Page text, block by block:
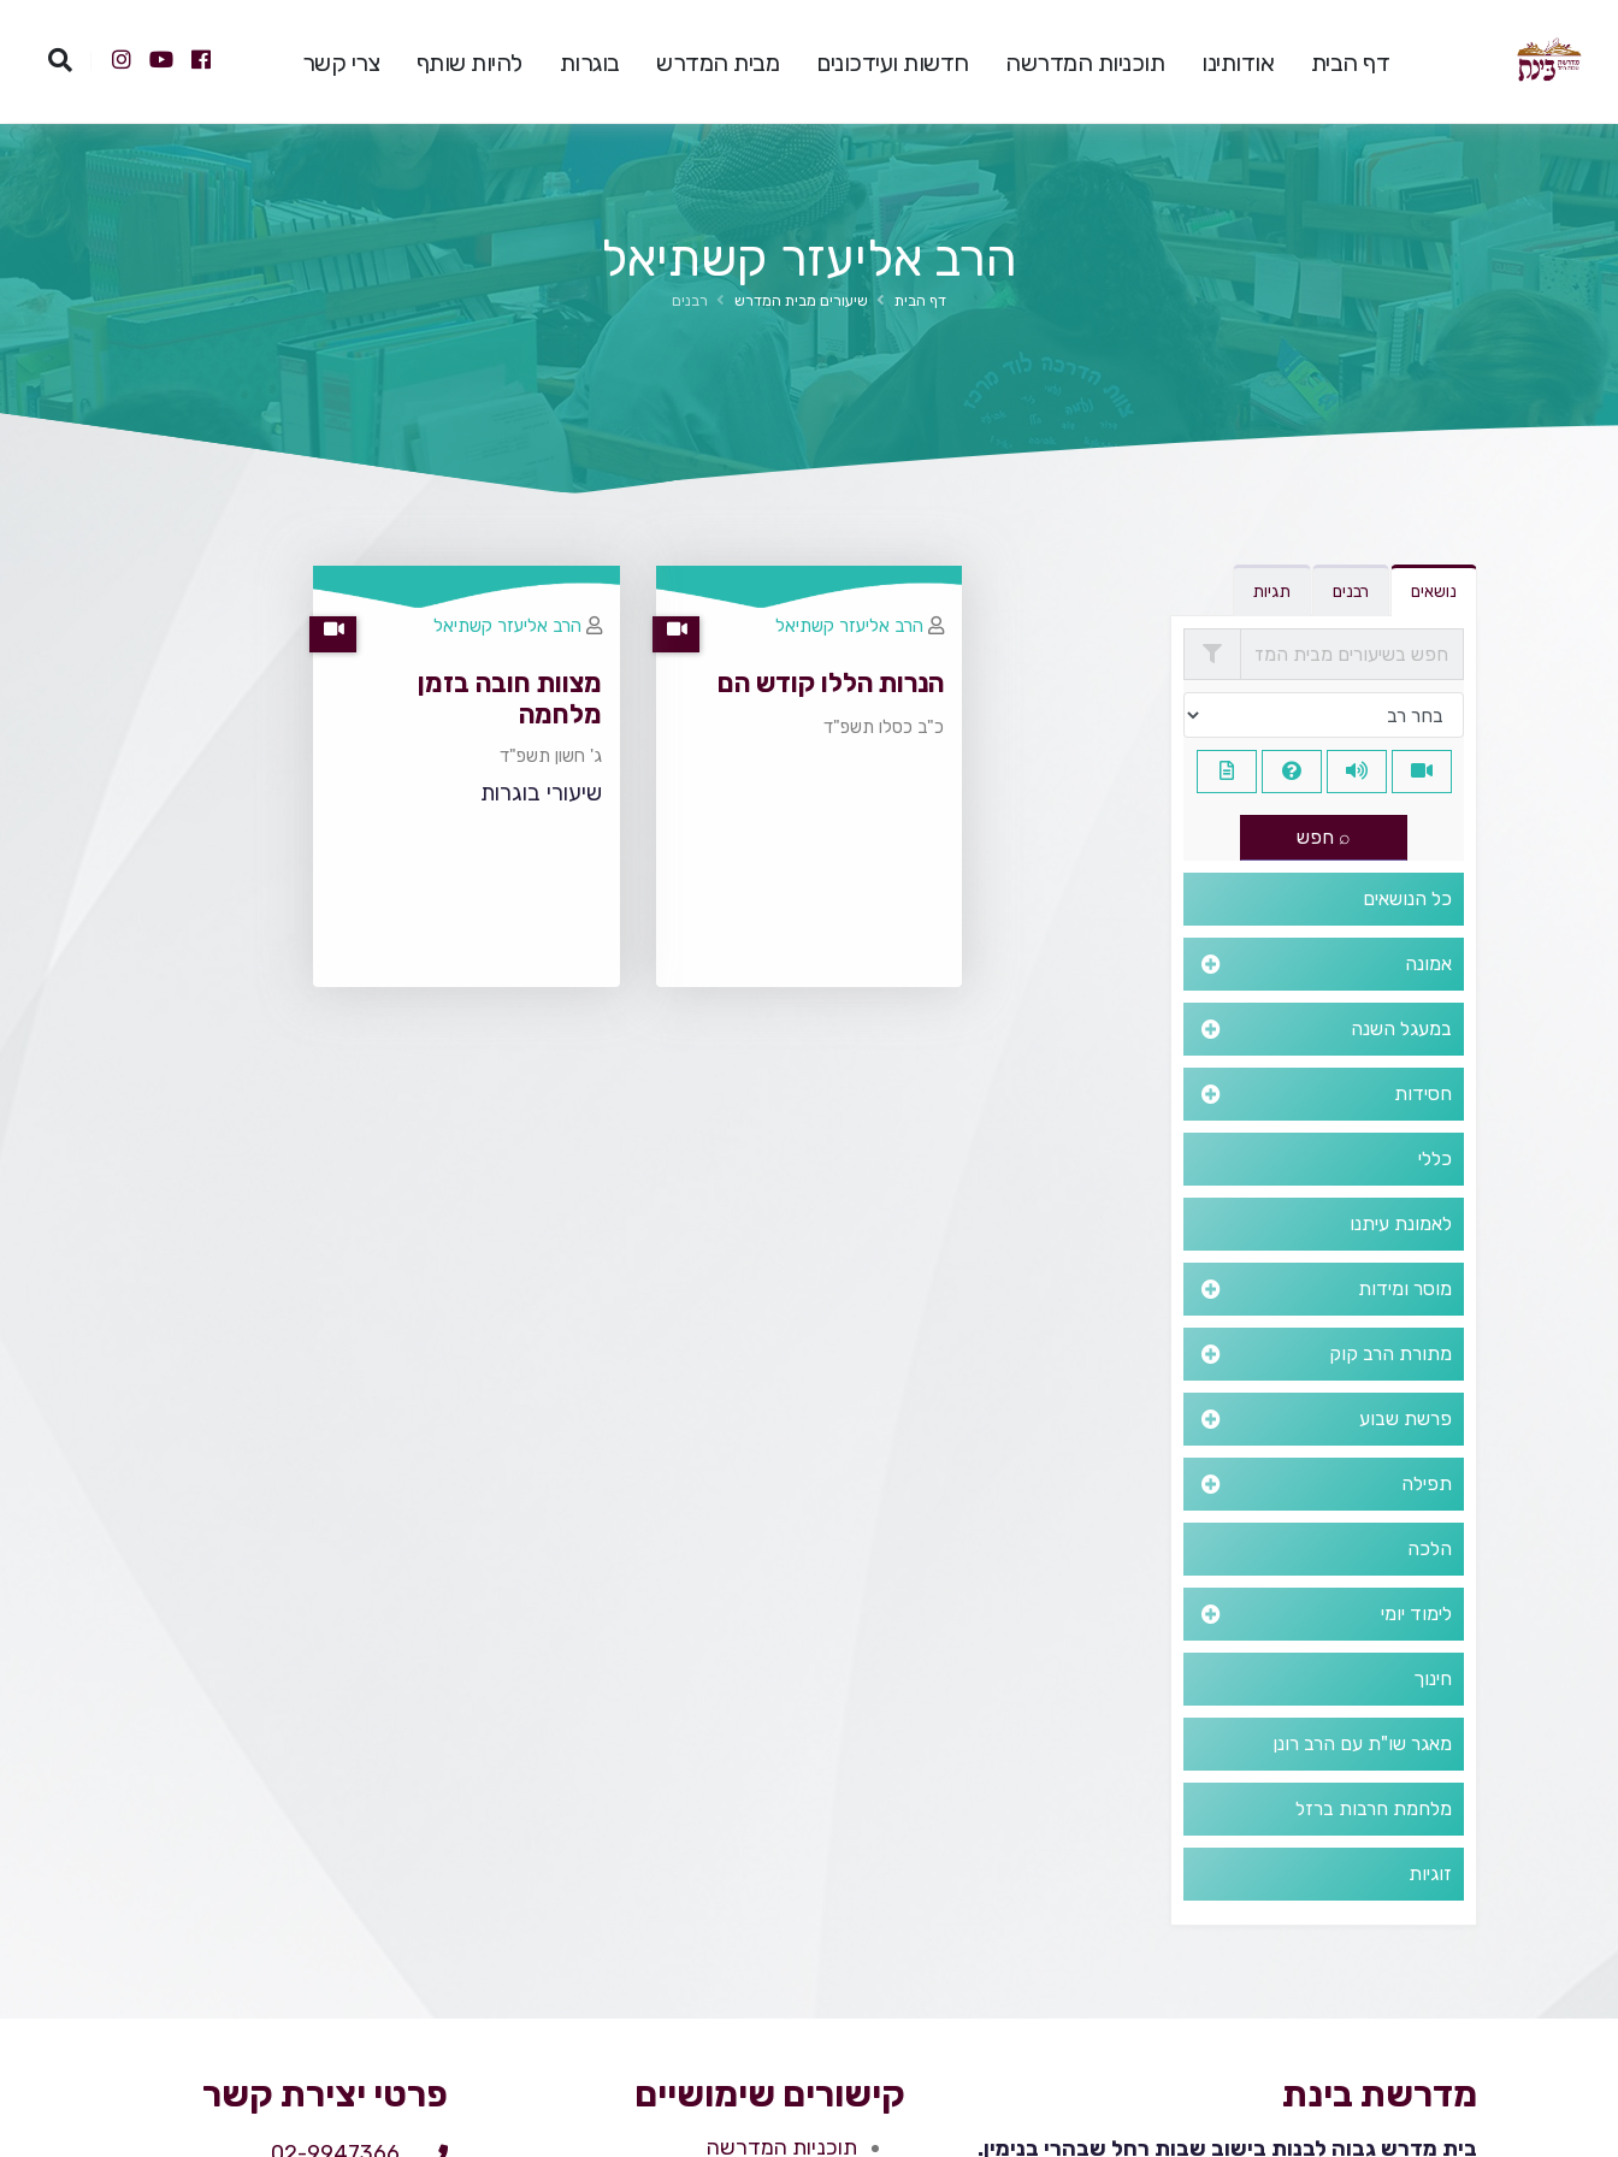
דף הבית אודותינו תוכניות המדרשה חדשות ועידכונים מבית המדרש בוגרות להיות שותף צרי קשר
הרב אליעזר קשתיאל
דף הבית שיעורים מבית המדרש רבנים
נושאים רבנים תגיות
כל הנושאים
אמונה
במעגל השנה
חסידות
כללי
לאמונת עיתנו
מוסר ומידות
מתורת הרב קוק
פרשת שבוע
תפילה
הלכה
לימוד יומי
חינוך
מאגר שו"ת עם הרב רונן
מלחמת חרבות ברזל
זוגיות
הנרות הללו קודש הם
כ"ב כסלו תשפ"ד
הרב אליעזר קשתיאל
מצוות חובה בזמן
מלחמה
ג' חשון תשפ"ד
שיעורי בוגרות
הרב אליעזר קשתיאל
מדרשת בינת
בית מדרש גבוה לבנות בישוב שבות רחל שבהרי בנימין.
קישורים שימושיים
תוכניות המדרשה
פרטי יצירת קשר